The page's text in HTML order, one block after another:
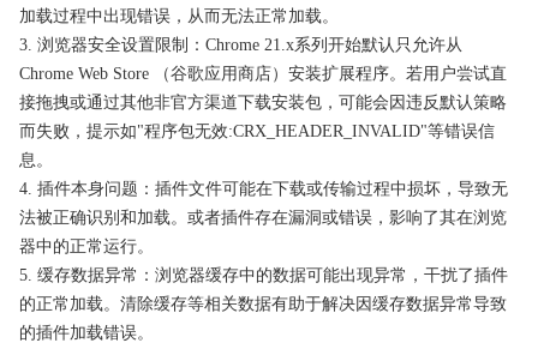
加载过程中出现错误，从而无法正常加载。
3. 浏览器安全设置限制：Chrome 21.x系列开始默认只允许从
Chrome Web Store （谷歌应用商店）安装扩展程序。若用户尝试直
接拖拽或通过其他非官方渠道下载安装包，可能会因违反默认策略
而失败，提示如"程序包无效:CRX_HEADER_INVALID"等错误信
息。
4. 插件本身问题：插件文件可能在下载或传输过程中损坏，导致无
法被正确识别和加载。或者插件存在漏洞或错误，影响了其在浏览
器中的正常运行。
5. 缓存数据异常：浏览器缓存中的数据可能出现异常，干扰了插件
的正常加载。清除缓存等相关数据有助于解决因缓存数据异常导致
的插件加载错误。